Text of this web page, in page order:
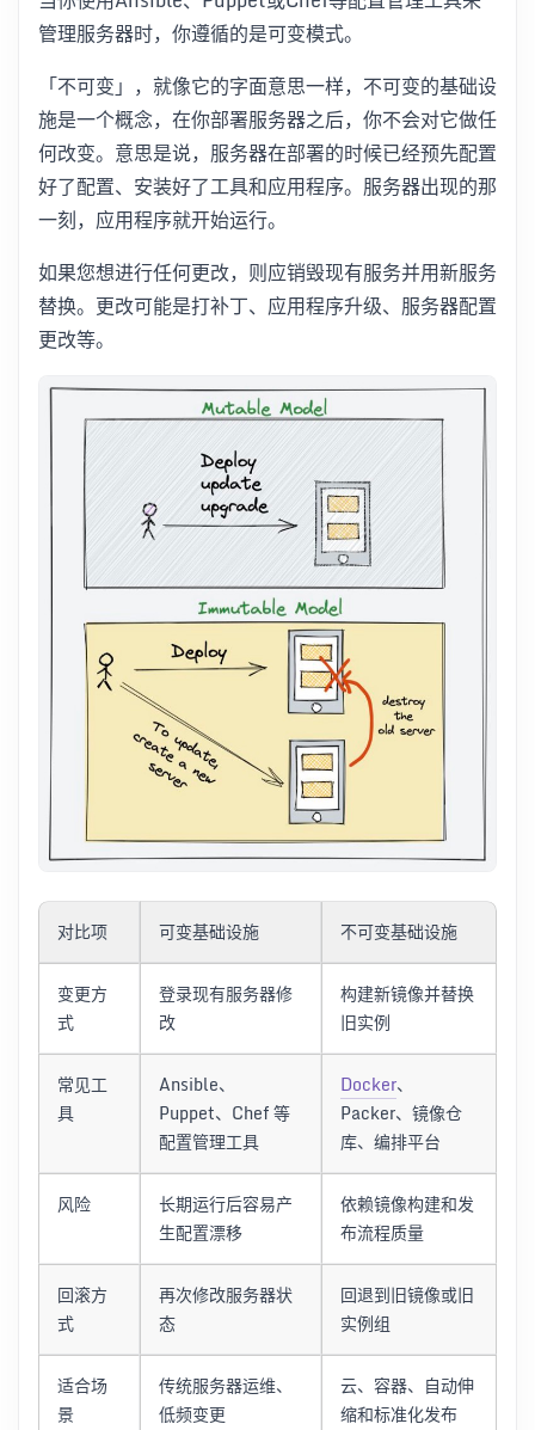
管理服务器时，你遵循的是可变模式。
「不可变」，就像它的字面意思一样，不可变的基础设
施是一个概念，在你部署服务器之后，你不会对它做任
何改变。意思是说，服务器在部署的时候已经预先配置
好了配置、安装好了工具和应用程序。服务器出现的那
一刻，应用程序就开始运行。
如果您想进行任何更改，则应销毁现有服务并用新服务
替换。更改可能是打补丁、应用程序升级、服务器配置
更改等。
对比项 可变基础设施 不可变基础设施
变更方
式
登录现有服务器修
改
构建新镜像并替换
旧实例
常见工
具
Ansible、
Puppet、Chef 等
配置管理工具
Docker、
Packer、镜像仓
库、编排平台
风险
长期运行后容易产
生配置漂移
依赖镜像构建和发
布流程质量
回滚方
式
再次修改服务器状
态
回退到旧镜像或旧
实例组
适合场
景
传统服务器运维、
低频变更
云、容器、自动伸
缩和标准化发布